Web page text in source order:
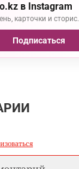
в Instagram
карточки и сторис.
Подписаться